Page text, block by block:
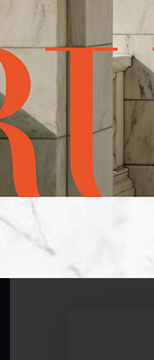
義大利波哲利
利最頂級的
D'Argenta銀
精緻雕塑，
國裕以倡導
心靈之藝術